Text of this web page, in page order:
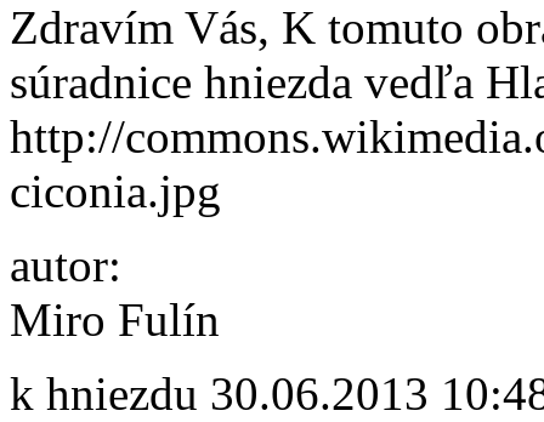
Zdravím Vás, K tomuto
súradnice hniezda vedľa
http://
ciconia.jpg
autor:
Miro Fulín
k hniezdu 30.06.2013